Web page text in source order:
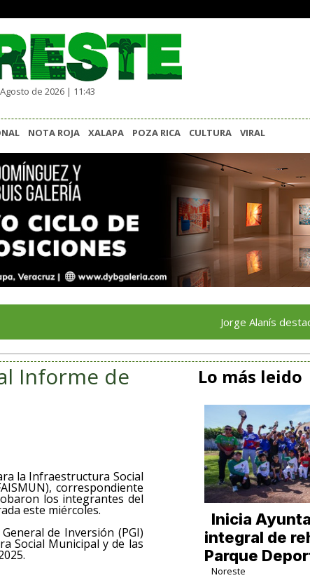
de 2026 | 11:43
NOTA ROJA XALAPA POZA RICA CULTURA VIRAL
Jorge Alanís destaca
Informe de
la Infraestructura Social
correspondiente
los integrantes del
este miércoles.
de Inversión (PGI)
Social Municipal y de las
Lo más leido
Inicia
integral de
Parque
Noreste